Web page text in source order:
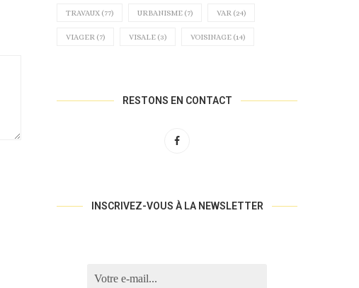
TRAVAUX (77) URBANISME (7) VAR (24)
VIAGER (7) VISALE (3) VOISINAGE (14)
RESTONS EN CONTACT
INSCRIVEZ-VOUS À LA NEWSLETTER